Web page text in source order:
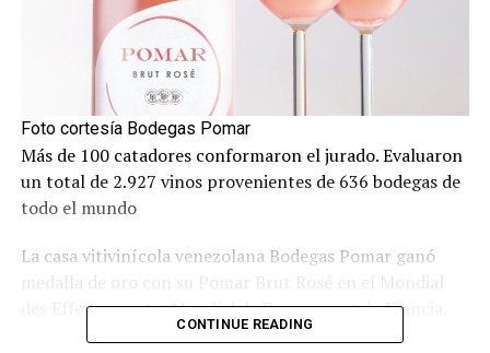
Foto cortesía Bodegas Pomar
Más de 100 catadores conformaron el jurado. Evaluaron
un total de 2.927 vinos provenientes de 636 bodegas de
todo el mundo
La casa vitivinícola venezolana Bodegas Pomar ganó
medalla de oro con su Pomar Brut Rosé en el Mondial
des Effervescents (Mundial de Espumosos) de Francia.
CONTINUE READING